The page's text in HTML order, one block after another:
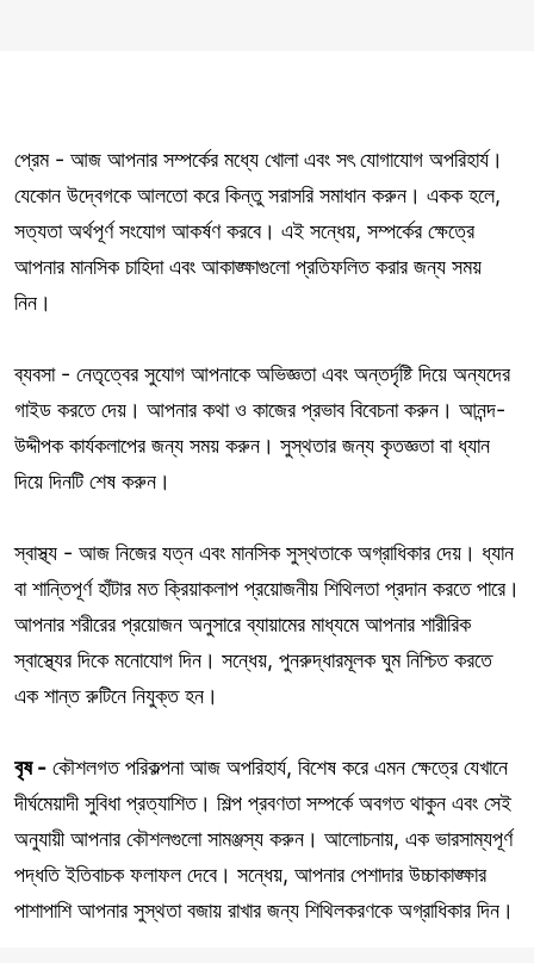
প্রেম - আজ আপনার সম্পর্কের মধ্যে খোলা এবং সৎ যোগাযোগ অপরিহার্য।
যেকোন উদ্বেগকে আলতো করে কিন্তু সরাসরি সমাধান করুন। একক হলে,
সত্যতা অর্থপূর্ণ সংযোগ আকর্ষণ করবে। এই সন্ধেয়, সম্পর্কের ক্ষেত্রে
আপনার মানসিক চাহিদা এবং আকাঙ্ক্ষাগুলো প্রতিফলিত করার জন্য সময়
নিন।
ব্যবসা - নেতৃত্বের সুযোগ আপনাকে অভিজ্ঞতা এবং অন্তর্দৃষ্টি দিয়ে অন্যদের
গাইড করতে দেয়। আপনার কথা ও কাজের প্রভাব বিবেচনা করুন। আনন্দ-
উদ্দীপক কার্যকলাপের জন্য সময় করুন। সুস্থতার জন্য কৃতজ্ঞতা বা ধ্যান
দিয়ে দিনটি শেষ করুন।
স্বাস্থ্য - আজ নিজের যত্ন এবং মানসিক সুস্থতাকে অগ্রাধিকার দেয়। ধ্যান
বা শান্তিপূর্ণ হাঁটার মত ক্রিয়াকলাপ প্রয়োজনীয় শিথিলতা প্রদান করতে পারে।
আপনার শরীরের প্রয়োজন অনুসারে ব্যায়ামের মাধ্যমে আপনার শারীরিক
স্বাস্থ্যের দিকে মনোযোগ দিন। সন্ধেয়, পুনরুদ্ধারমূলক ঘুম নিশ্চিত করতে
এক শান্ত রুটিনে নিযুক্ত হন।
বৃষ - কৌশলগত পরিকল্পনা আজ অপরিহার্য, বিশেষ করে এমন ক্ষেত্রে যেখানে
দীর্ঘমেয়াদী সুবিধা প্রত্যাশিত। শিল্প প্রবণতা সম্পর্কে অবগত থাকুন এবং সেই
অনুযায়ী আপনার কৌশলগুলো সামঞ্জস্য করুন। আলোচনায়, এক ভারসাম্যপূর্ণ
পদ্ধতি ইতিবাচক ফলাফল দেবে। সন্ধেয়, আপনার পেশাদার উচ্চাকাঙ্ক্ষার
পাশাপাশি আপনার সুস্থতা বজায় রাখার জন্য শিথিলকরণকে অগ্রাধিকার দিন।